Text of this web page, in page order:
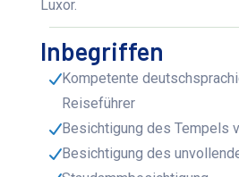
Luxor.
Inbegriffen
Kompetente
Reiseführer
Besichtigung des Tempels
Besichtigung des